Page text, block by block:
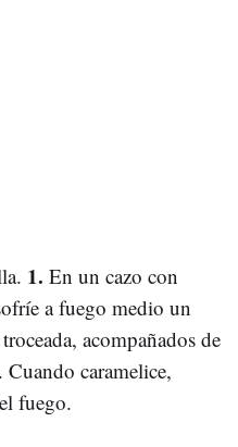
1. En un cazo con
a fuego medio un
acompañados de
caramelice,
fuego.